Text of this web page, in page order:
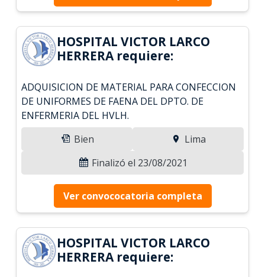
HOSPITAL VICTOR LARCO
HERRERA requiere:
ADQUISICION DE MATERIAL PARA CONFECCION
DE UNIFORMES DE FAENA DEL DPTO. DE
ENFERMERIA DEL HVLH.
Bien
Lima
Finalizó el 23/08/2021
Ver convococatoria completa
HOSPITAL VICTOR LARCO
HERRERA requiere: